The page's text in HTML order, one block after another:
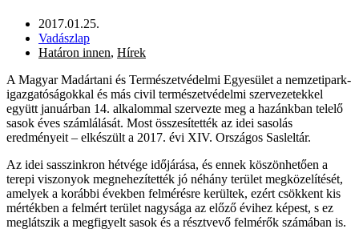
2017.01.25.
Vadászlap
Határon innen, Hírek
A Magyar Madártani és Természetvédelmi Egyesület a nemzetipark-
igazgatóságokkal és más civil természetvédelmi szervezetekkel
együtt januárban 14. alkalommal szervezte meg a hazánkban telelő
sasok éves számlálását. Most összesítették az idei sasolás
eredményeit – elkészült a 2017. évi XIV. Országos Sasleltár.
Az idei sasszinkron hétvége időjárása, és ennek köszönhetően a
terepi viszonyok megnehezítették jó néhány terület megközelítését,
amelyek a korábbi években felmérésre kerültek, ezért csökkent kis
mértékben a felmért terület nagysága az előző évihez képest, s ez
meglátszik a megfigyelt sasok és a résztvevő felmérők számában is.